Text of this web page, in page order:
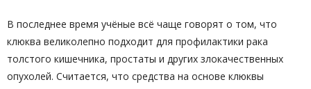
В последнее время учёные всё чаще говорят о том, что
клюква великолепно подходит для профилактики рака
толстого кишечника, простаты и других злокачественных
опухолей. Считается, что средства на основе клюквы